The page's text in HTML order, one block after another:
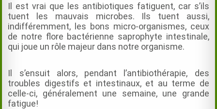
Il est vrai que les antibiotiques fatiguent, car s’ils
tuent les mauvais microbes. Ils tuent aussi,
indifféremment, les bons micro-organismes, ceux
de notre flore bactérienne saprophyte intestinale,
qui joue un rôle majeur dans notre organisme.
Il s’ensuit alors, pendant l’antibiothérapie, des
troubles digestifs et intestinaux, et au terme de
celle-ci, généralement une semaine, une grande
fatigue!